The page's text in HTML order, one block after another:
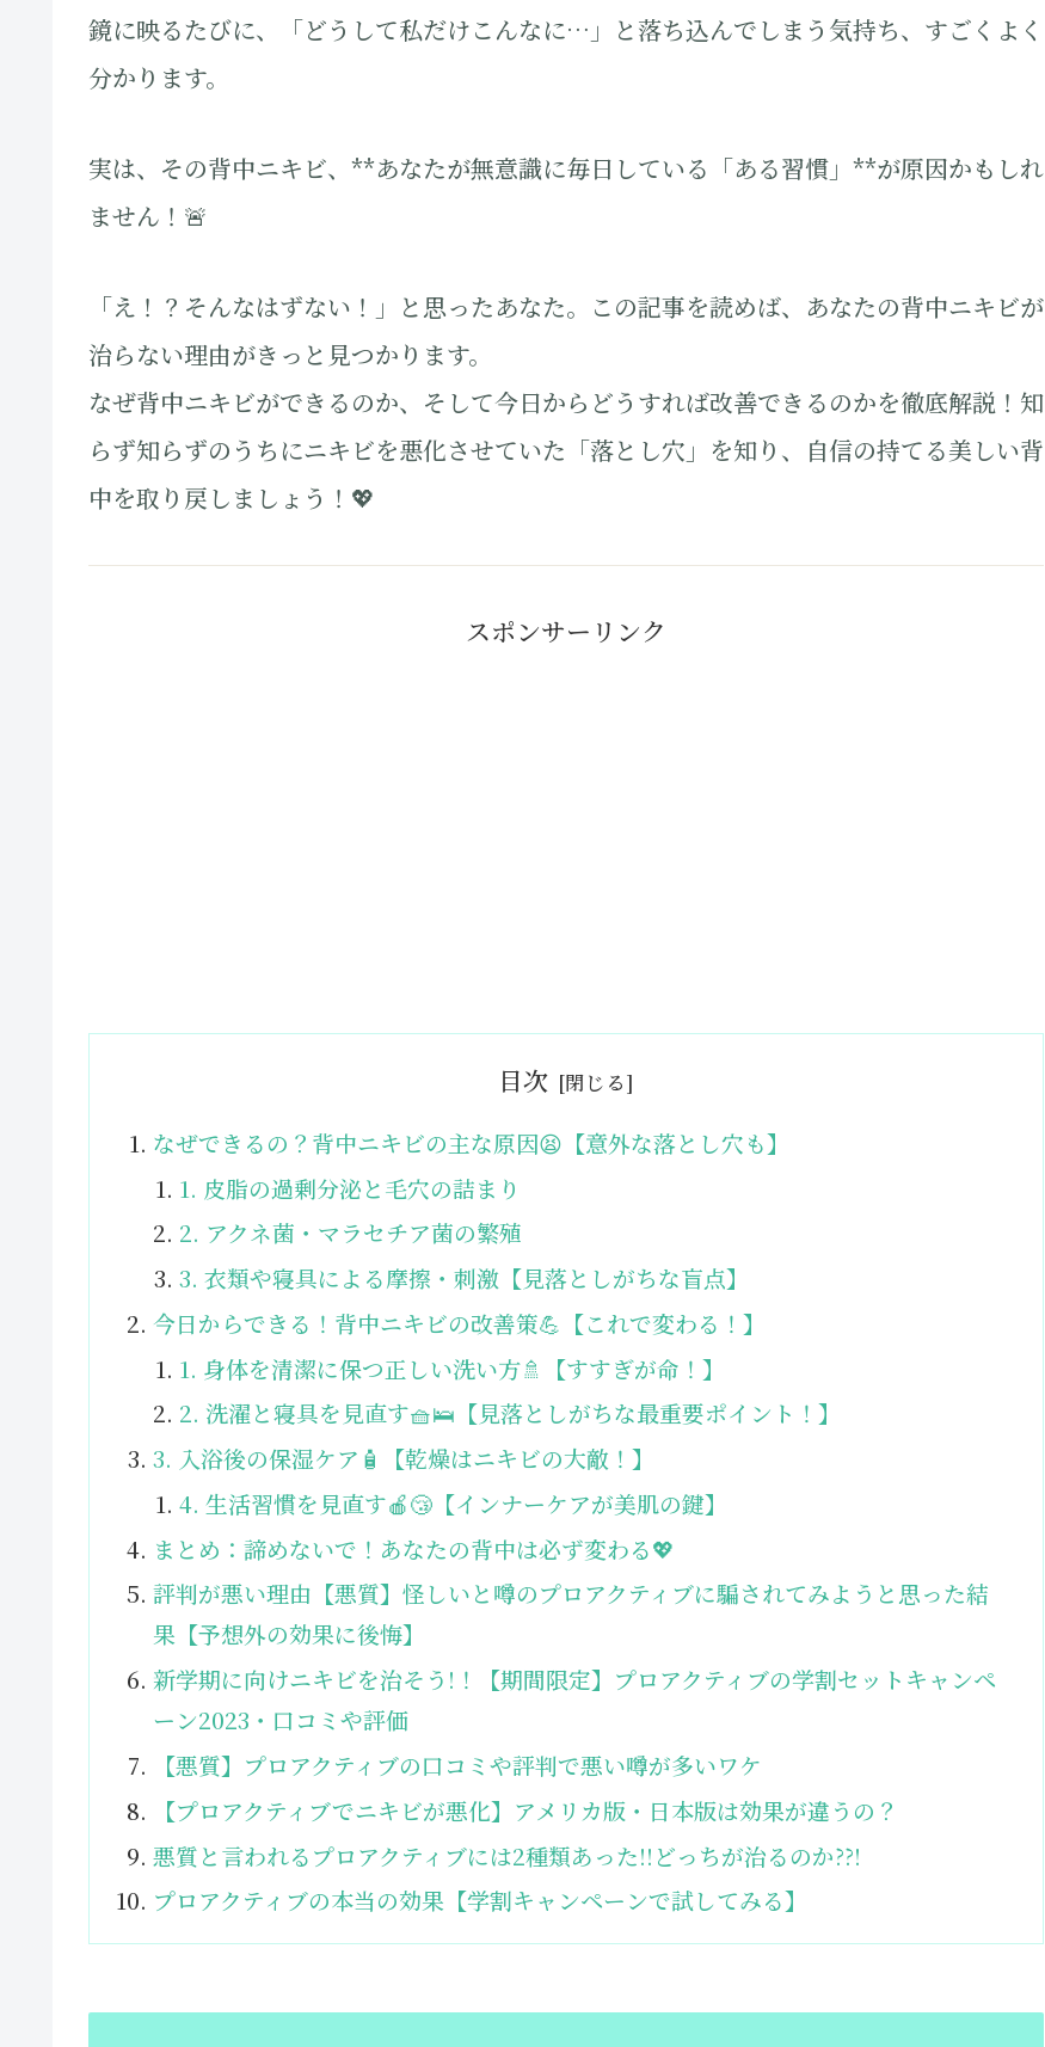
鏡に映るたびに、「どうして私だけこんなに…」と落ち込んでしまう気持ち、すごくよく
分かります。
実は、その背中ニキビ、**あなたが無意識に毎日している「ある習慣」**が原因かもしれ
ません！🚨
「え！？そんなはずない！」と思ったあなた。この記事を読めば、あなたの背中ニキビが
治らない理由がきっと見つかります。
なぜ背中ニキビができるのか、そして今日からどうすれば改善できるのかを徹底解説！知
らず知らずのうちにニキビを悪化させていた「落とし穴」を知り、自信の持てる美しい背
中を取り戻しましょう！💖
スポンサーリンク
目次
なぜできるの？背中ニキビの主な原因😫【意外な落とし穴も】
1. 皮脂の過剰分泌と毛穴の詰まり
2. アクネ菌・マラセチア菌の繁殖
3. 衣類や寝具による摩擦・刺激【見落としがちな盲点】
今日からできる！背中ニキビの改善策💪【これで変わる！】
1. 身体を清潔に保つ正しい洗い方🚿【すすぎが命！】
2. 洗濯と寝具を見直す🧺🛌【見落としがちな最重要ポイント！】
3. 入浴後の保湿ケア🧴【乾燥はニキビの大敵！】
4. 生活習慣を見直す🍎😴【インナーケアが美肌の鍵】
まとめ：諦めないで！あなたの背中は必ず変わる💖
評判が悪い理由【悪質】怪しいと噂のプロアクティブに騙されてみようと思った結
果【予想外の効果に後悔】
新学期に向けニキビを治そう!！【期間限定】プロアクティブの学割セットキャンペ
ーン2023・口コミや評価
【悪質】プロアクティブの口コミや評判で悪い噂が多いワケ
【プロアクティブでニキビが悪化】アメリカ版・日本版は効果が違うの？
悪質と言われるプロアクティブには2種類あった!!どっちが治るのか??!
プロアクティブの本当の効果【学割キャンペーンで試してみる】